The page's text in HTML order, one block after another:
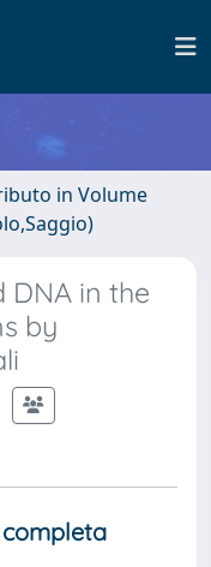
in Volume
DNA in the
by